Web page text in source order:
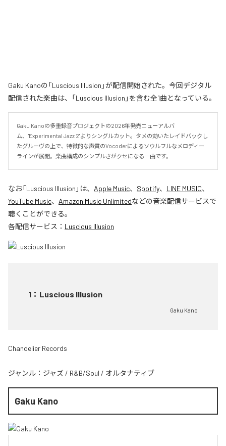
Gaku Kanoの「Luscious Illusion」が配信開始された。今回デジタル
配信された楽曲は、「Luscious Illusion」を含む全1曲となっている。
Gaku Kanoの多重録音プロジェクトの2026年発売ニューアルバ
ム、"Experimental Jazz 2"よりシングルカット。タメの効いたレイドバックし
たグルーヴの上で、特徴的な声質のVocoderによるソウルフルなメロディー
ラインが展開。楽曲構成のシンプルさがクセになる一曲です。
なお「Luscious Illusion 」は、 Apple Music、 Spotify、 LINE MUSIC、
YouTube Music、 Amazon Music Unlimitedなどの音楽配信サービスで
聴くことができる。
各配信サービス： Luscious Illusion
1 ： Luscious Illusion
Gaku Kano
Chandelier Records
ジャンル： ジャズ / R&B/Soul / オルタナティブ
Gaku Kano